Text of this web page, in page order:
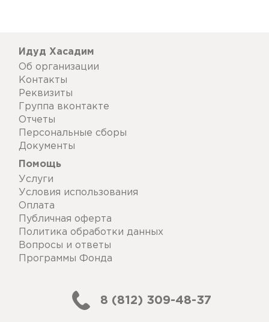
Идуд Хасадим
Об организации
Контакты
Реквизиты
Группа вконтакте
Отчеты
Персональные сборы
Документы
Помощь
Услуги
Условия использования
Оплата
Публичная оферта
Политика обработки данных
Вопросы и ответы
Программы Фонда
8 (812) 309-48-37